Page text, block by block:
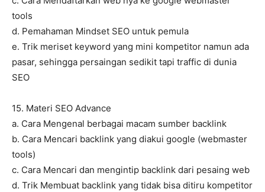
tools
d. Pemahaman Mindset SEO untuk pemula
e. Trik meriset keyword yang mini kompetitor namun ada
pasar, sehingga persaingan sedikit tapi traffic di dunia
SEO
15. Materi SEO Advance
a. Cara Mengenal berbagai macam sumber backlink
b. Cara Mencari backlink yang diakui google (webmaster
tools)
c. Cara Mencari dan mengintip backlink dari pesaing web
d. Trik Membuat backlink yang tidak bisa ditiru kompetitor